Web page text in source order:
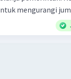
mengurangi